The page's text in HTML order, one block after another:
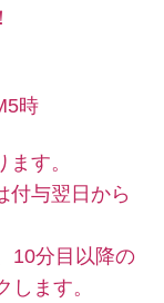
時
す。
付与翌日から
10分目以降の
ます。